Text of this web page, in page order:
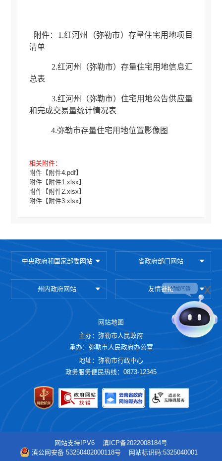
附件：1.红河州（弥勒市）存量住宅用地项目
清单
2.红河州（弥勒市）存量住宅用地信息汇
总表
3.红河州（弥勒市）住宅用地公告供应量
和完成交易量统计情况表
4.弥勒市存量住宅用地位置影像图
相关附件：
附件【附件4.pdf】
附件【附件1.xlsx】
附件【附件2.xlsx】
附件【附件3.xlsx】
中央政府和国家部委网站 省政府部门网站
州内政府网站 友情链接
网站地图
主办：弥勒市人民政府
承办：弥勒市人民政府办公室
地址：弥勒市行政中心
政务服务便民热线：0873-12345
x
网站支持IPV6
滇ICP备2022008184号
滇公网安备 53250402000118号
网站标识码:5325040001